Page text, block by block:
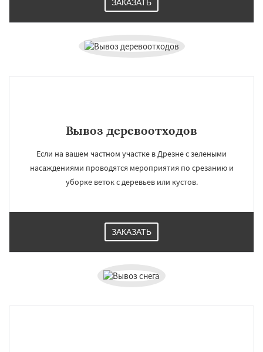
ЗАКАЗАТЬ
Вывоз деревоотходов
Если на вашем частном участке в Дрезне с зелеными
насаждениями проводятся мероприятия по срезанию и
уборке веток с деревьев или кустов.
ЗАКАЗАТЬ